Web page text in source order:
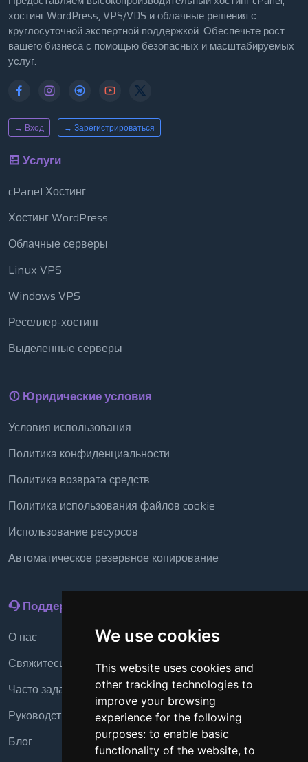
We use cookies
This website uses cookies and
other tracking technologies to
improve your browsing
experience for the following
purposes: to enable basic
functionality of the website, to
хостинг WordPress, VPS/VDS и облачные решения с
круглосуточной экспертной поддержкой. Обеспечьте рост
вашего бизнеса с помощью безопасных и масштабируемых
услуг.
→ Вход → Зарегистрироваться
Услуги
cPanel Хостинг
Хостинг WordPress
Облачные серверы
Linux VPS
Windows VPS
Реселлер-хостинг
Выделенные серверы
Юридические условия
Условия использования
Политика конфиденциальности
Политика возврата средств
Политика использования файлов cookie
Использование ресурсов
Автоматическое резервное копирование
Поддержка
О нас
Свяжитесь с нами
Часто задаваемые вопросы
Руководство
Блог